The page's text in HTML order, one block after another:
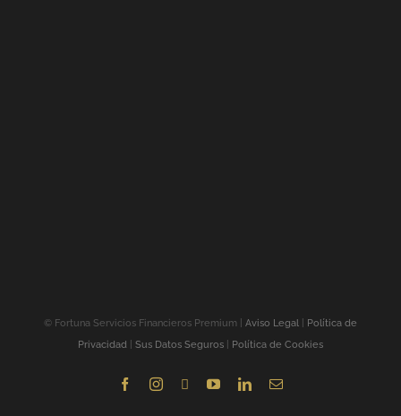
© Fortuna Servicios Financieros Premium | Aviso Legal
Política de
Privacidad
Sus Datos Seguros Política de Cookies
FacebookInstagramYouTubeLinkedInCorreo